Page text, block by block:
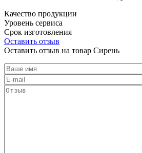
Качество продукции
Уровень сервиса
Срок изготовления
Оставить отзыв
Оставить отзыв на товар Сирень